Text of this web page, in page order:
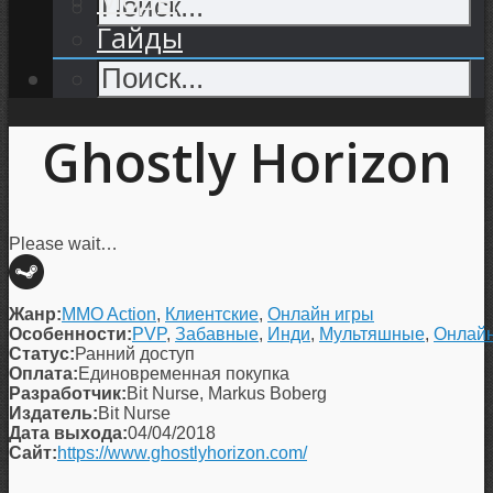
Гайды
Ghostly Horizon
Please wait…
Жанр:MMO Action, Клиентские, Онлайн игры
Особенности:PVP, Забавные, Инди, Мультяшные,
Статус:Ранний доступ
Оплата:Единовременная покупка
Разработчик:Bit Nurse, Markus Boberg
Издатель:Bit Nurse
Дата выхода:04/04/2018
Сайт:https://www.ghostlyhorizon.com/